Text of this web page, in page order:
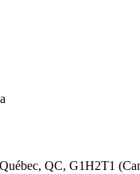
QC, G1H2T1